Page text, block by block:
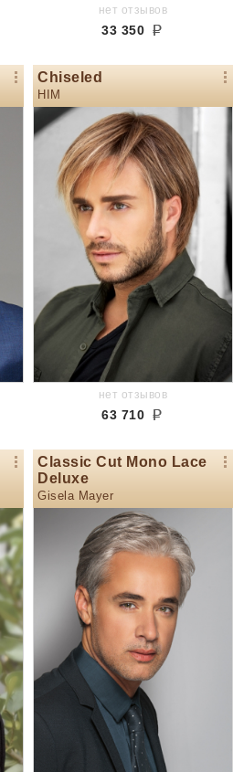
нет отзывов
33 350
Chiseled
HIM
нет отзывов
63 710
Classic Cut Mono Lace
Deluxe
Gisela Mayer